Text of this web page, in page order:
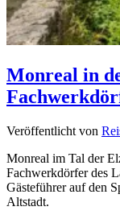
Monreal in
Veröffentlicht von
Monreal im Tal der
Fachwerkdörfer des
Gästeführer auf den
Altstadt.